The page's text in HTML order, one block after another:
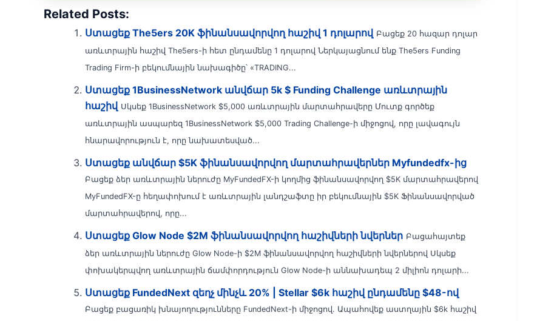
Related Posts:
Ստացեք The5ers 20K ֆինանսավորվող հաշիվ 1 դոլարով Բացեք 20 հազար դոլար
առևտրային հաշիվ The5ers-ի հետ ընդամենը 1 դոլարով Ներկայացնում ենք The5ers Funding
Trading Firm-ի բեկումնային նախագիծը՝ «TRADING...
Ստացեք 1BusinessNetwork անվճար 5k $ Funding Challenge առևտրային
հաշիվ Սկսեք 1BusinessNetwork $5,000 առևտրային մարտահրավերը Մուտք գործեք
առևտրային ասպարեզ 1BusinessNetwork $5,000 Trading Challenge-ի միջոցով, որը լավագույն
հնարավորություն է, որը նախատեսված...
Ստացեք անվճար $5K ֆինանսավորվող մարտահրավերներ Myfundedfx-ից
Բացեք ձեր առևտրային ներուժը MyFundedFX-ի կողմից ֆինանսավորվող $5K մարտահրավերով
MyFundedFX-ը հեղափոխում է առևտրային լանդշաֆտը իր բեկումնային $5K Ֆինանսավորված
մարտահրավերով, որը...
Ստացեք Glow Node $2M ֆինանսավորվող հաշիվների նվերներ Բացահայտեք
ձեր առևտրային ներուժը Glow Node-ի $2M ֆինանսավորվող հաշիվների նվերներով Սկսեք
փոխակերպվող առևտրային ճամփորդություն Glow Node-ի աննախադեպ 2 միլիոն դոլարի...
Ստացեք FundedNext զեղչ մինչև 20% | Stellar $6k հաշիվ ընդամենը $48-ով
Բացեք բացառիկ խնայողությունները FundedNext-ի միջոցով. Ապահովեք աստղային $6k հաշիվ